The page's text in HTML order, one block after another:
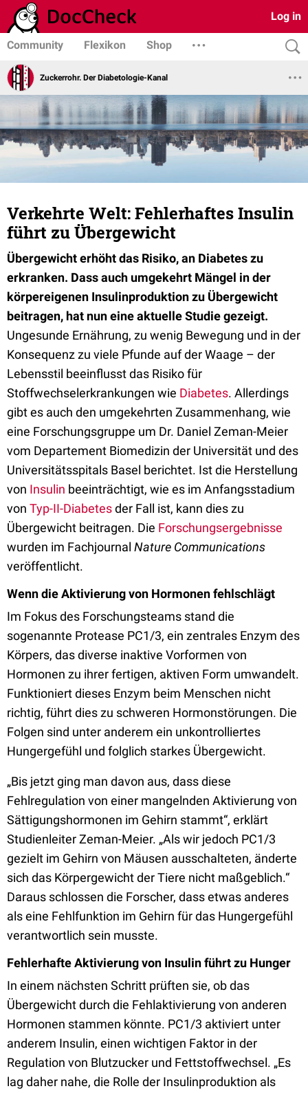
Log in
Community Flexikon Shop
Zuckerrohr. Der Diabetologie-Kanal
Verkehrte Welt: Fehlerhaftes Insulin
führt zu Übergewicht
Übergewicht erhöht das Risiko, an Diabetes zu
erkranken. Dass auch umgekehrt Mängel in der
körpereigenen Insulinproduktion zu Übergewicht
beitragen, hat nun eine aktuelle Studie gezeigt.
Ungesunde Ernährung, zu wenig Bewegung und in der
Konsequenz zu viele Pfunde auf der Waage – der
Lebensstil beeinflusst das Risiko für
Stoffwechselerkrankungen wie Diabetes. Allerdings
gibt es auch den umgekehrten Zusammenhang, wie
eine Forschungsgruppe um Dr. Daniel Zeman-Meier
vom Departement Biomedizin der Universität und des
Universitätsspitals Basel berichtet. Ist die Herstellung
von Insulin beeinträchtigt, wie es im Anfangsstadium
von Typ-II-Diabetesder Fall ist, kann dies zu
Übergewicht beitragen. Die Forschungsergebnisse
wurden im Fachjournal Nature Communications
veröffentlicht.
Wenn die Aktivierung von Hormonen fehlschlägt
Im Fokus des Forschungsteams stand die
sogenannte Protease PC1/3, ein zentrales Enzym des
Körpers, das diverse inaktive Vorformen von
Hormonen zu ihrer fertigen, aktiven Form umwandelt.
Funktioniert dieses Enzym beim Menschen nicht
richtig, führt dies zu schweren Hormonstörungen. Die
Folgen sind unter anderem ein unkontrolliertes
Hungergefühl und folglich starkes Übergewicht.
„Bis jetzt ging man davon aus, dass diese
Fehlregulation von einer mangelnden Aktivierung von
Sättigungshormonen im Gehirn stammt“, erklärt
Studienleiter Zeman-Meier. „Als wir jedoch PC1/3
gezielt im Gehirn von Mäusen ausschalteten, änderte
sich das Körpergewicht der Tiere nicht maßgeblich.“
Daraus schlossen die Forscher, dass etwas anderes
als eine Fehlfunktion im Gehirn für das Hungergefühl
verantwortlich sein musste.
Fehlerhafte Aktivierung von Insulin führt zu Hunger
In einem nächsten Schritt prüften sie, ob das
Übergewicht durch die Fehlaktivierung von anderen
Hormonen stammen könnte. PC1/3 aktiviert unter
anderem Insulin, einen wichtigen Faktor in der
Regulation von Blutzucker und Fettstoffwechsel. „Es
lag daher nahe, die Rolle der Insulinproduktion als